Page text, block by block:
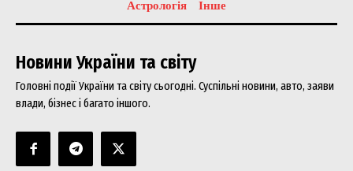
Астрологія
Інше
Новини України та світу
Головні події України та світу сьогодні. Суспільні новини, авто, заяви
влади, бізнес і багато іншого.